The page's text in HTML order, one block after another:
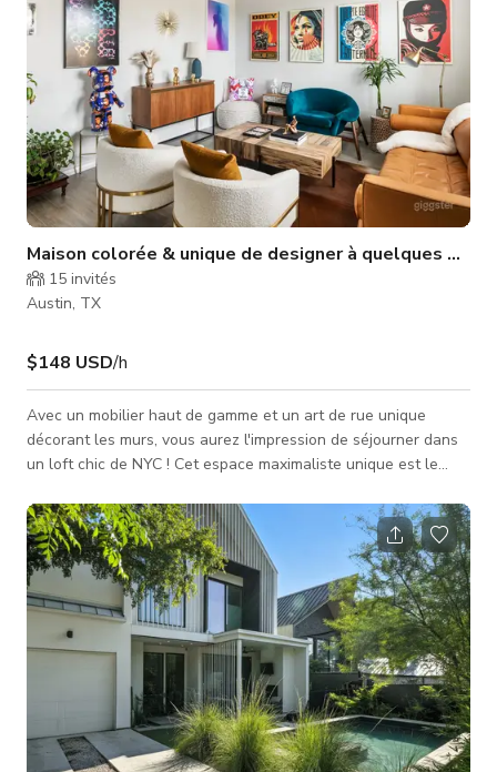
Maison colorée & unique de designer à quelques
15 invités
Austin, TX
$148 USD/h
Avec un mobilier haut de gamme et un art de rue unique
décorant les murs, vous aurez l'impression de séjourner dans
un loft chic de NYC ! Cet espace maximaliste unique est le
cette maison luxueuse coche toutes les cases : ✓ Espace
unique, coloré et amusant qui conserve une ambiance
chaleureuse ✓ Parfaitement adapté pour les photos, films &
médias sociaux ✓ Spacieux et calme ✓ À quelques minutes
de l'aéroport Austin